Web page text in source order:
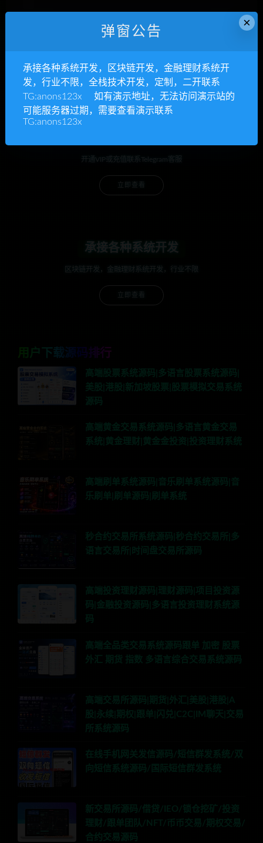
开通VIP或充值联系Telegram客服
立即查看
承接各种系统开发
区块链开发，金融理财系统开发，行业不限
立即查看
用户下载源码排行
高端股票系统源码|多语言股票系统源码|
美股|港股|新加坡股票|股票模拟交易系统
源码
高端黄金交易系统源码|多语言黄金交易
系统|黄金理财|黄金金投资|投资理财系统
高端刷单系统源码|音乐刷单系统源码|音
乐刷单|刷单源码|刷单系统
秒合约交易所系统源码|秒合约交易所|多
语言交易所|时间盘交易所源码
高端投资理财源码|理财源码|项目投资源
码|金融投资源码|多语言投资理财系统源
码
高端全品类交易系统源码跟单 加密 股票
外汇 期货 指数 多语言综合交易系统源码
高端交易所源码|期货|外汇|美股|港股|A
股|永续|期权|跟单|闪兑|C2C|IM聊天|交易
所系统源码
在线手机网关发信源码/短信群发系统/双
向短信系统源码/国际短信群发系统
新交易所源码/借贷/IEO/锁仓挖矿/投资
理财/跟单团队/NFT/币币交易/期权交易/
合约交易源码
×
弹窗公告
承接各种系统开发，区块链开发，金融理财系统开
发，行业不限，全栈技术开发，定制，二开联系
TG:anons123x 如有演示地址，无法访问演示站的
可能服务器过期，需要查看演示联系
TG:anons123x